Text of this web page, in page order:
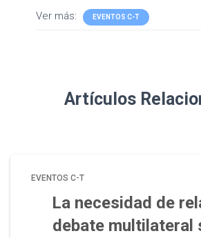
Ver más: EVENTOS C-T
Artículos
EVENTOS C-T
La necesidad de
debate multilateral